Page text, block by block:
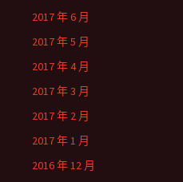
2017 年 6 月
2017 年 5 月
2017 年 4 月
2017 年 3 月
2017 年 2 月
2017 年 1 月
2016 年 12 月